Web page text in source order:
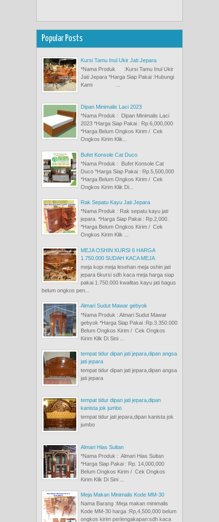
Popular Posts
Kursi Tamu Inul Ukir Jati Jepara
*Nama Produk :Kursi Tamu Inul Ukir
Jati Jepara *Harga Siap Pakai :Hubungi
Kami ...
Dipan Minimalis Laci 2023
*Nama Produk : Dipan Minimalis Laci
2023 *Harga Siap Pakai : Rp.6,000,000
*Harga Belum Ongkos Kirim / Cek
Ongkos Kirim Klik...
Bufet Konsole Cat Duco
*Nama Produk : Bufet Konsole Cat
Duco *Harga Siap Pakai : Rp.5,500,000
*Harga Belum Ongkos Kirim / Cek
Ongkos Kirim Klik Di...
Rak Sepatu Kayu Jati Jepara
*Nama Produk : Rak sepatu kayu jati
jepara. *Harga Siap Pakai : Rp.2,000.
*Harga Belum Ongkos Kirim / Cek
Ongkos Kirim Klik ...
MEJA OSHIN KURSI 6 HARGA
1.750.000 SUDAH KACA MEJA
meja kopi meja lesehan meja oshin jati
jepara 6kursi sdh kaca meja harga siap
pakai 1.750.000 kwalitas kayu jati bagus
belum ongkos pen...
Almari Sudut Mawar gebyok
*Nama Produk : Almari Sudut Mawar
gebyok *Harga Siap Pakai :Rp.3.350.000
Belum Ongkos Kirim / Cek Ongkos
Kirim Klik Di Sini ...
tempat tidur dipan jati jepara,dipan angsa
jati jepara
tempat tidur dipan jati jepara,dipan angsa
jati jepara
tempat tidur dipan jati jepara,dipan
kanista jok jumbo
tempat tidur jati jepara,dipan kanista jok
jumbo
Almari Hias Sultan
*Nama Produk : Almari Hias Sultan
*Harga Siap Pakai : Rp. 14,000,000
Belum Ongkos Kirim / Cek Ongkos
Kirim Klik Di Sini ...
Meja Makan Minimalis Kode MM-30
Nama Barang :Meja makan minimalis
Kode MM-30 harga :Rp,4,500,000 belum
ongkos kirim perlengakapan:sdh kaca